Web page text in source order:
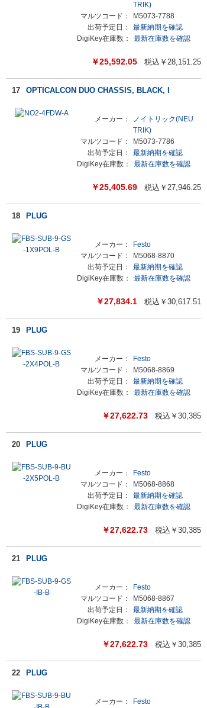
TRIK)
マルツコード：
M5073-7788
出荷予定日：
最新納期を確認
DigiKey在庫数：
最新在庫数を確認
￥25,592.05 税込￥ 28,151.25
17 OPTICALCON DUO CHASSIS, BLACK, I
メーカー：
ノイトリック(NEU
TRIK)
マルツコード：
M5073-7786
出荷予定日：
最新納期を確認
DigiKey在庫数：
最新在庫数を確認
￥25,405.69 税込￥ 27,946.25
18 PLUG
メーカー：
Festo
マルツコード：
M5068-8870
出荷予定日：
最新納期を確認
DigiKey在庫数：
最新在庫数を確認
￥27,834.1 税込￥ 30,617.51
19 PLUG
メーカー：
Festo
マルツコード：
M5068-8869
出荷予定日：
最新納期を確認
DigiKey在庫数：
最新在庫数を確認
￥27,622.73 税込￥ 30,385
20 PLUG
メーカー：
Festo
マルツコード：
M5068-8868
出荷予定日：
最新納期を確認
DigiKey在庫数：
最新在庫数を確認
￥27,622.73 税込￥ 30,385
21 PLUG
メーカー：
Festo
マルツコード：
M5068-8867
出荷予定日：
最新納期を確認
DigiKey在庫数：
最新在庫数を確認
￥27,622.73 税込￥ 30,385
22 PLUG
メーカー：
Festo